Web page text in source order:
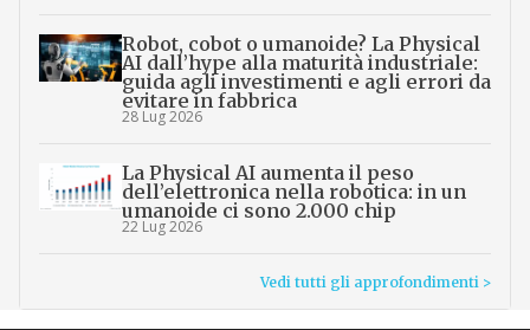
Robot, cobot o umanoide? La Physical
AI dall’hype alla maturità industriale:
guida agli investimenti e agli errori da
evitare in fabbrica
28 Lug 2026
La Physical AI aumenta il peso
dell’elettronica nella robotica: in un
umanoide ci sono 2.000 chip
22 Lug 2026
Vedi tutti gli approfondimenti >